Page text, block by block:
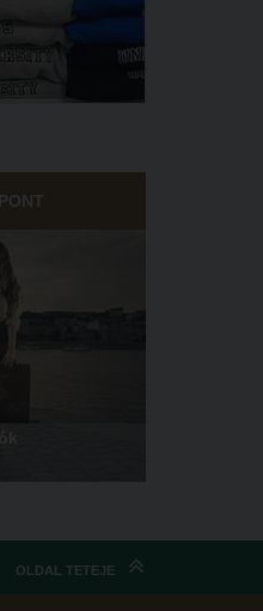
OLDAL TETEJE